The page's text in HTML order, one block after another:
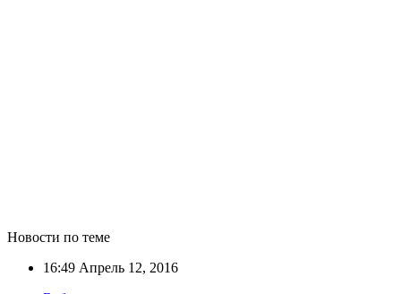
Новости по теме
16:49 Апрель 12, 2016